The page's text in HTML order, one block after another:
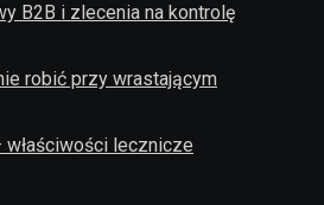
B2B i zlecenia na kontrolę
robić przy wrastającym
lecznicze